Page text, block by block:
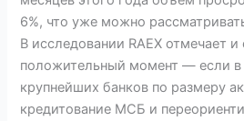
6%, что уже можно
В исследовании RAEX отмечает
положительный момент — если
крупнейших банков по размеру
кредитование МСБ и